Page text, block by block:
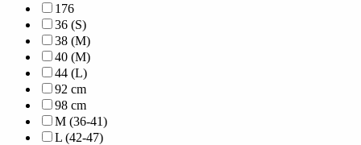
176
36 (S)
38 (M)
40 (M)
44 (L)
92 cm
98 cm
M (36-41)
L (42-47)